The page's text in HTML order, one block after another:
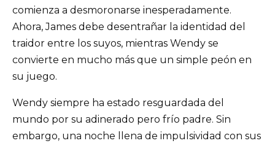
comienza a desmoronarse inesperadamente.
Ahora, James debe desentrañar la identidad del
traidor entre los suyos, mientras Wendy se
convierte en mucho más que un simple peón en
su juego.
Wendy siempre ha estado resguardada del
mundo por su adinerado pero frío padre. Sin
embargo, una noche llena de impulsividad con sus